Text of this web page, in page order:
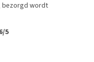
bezorgd wordt
5